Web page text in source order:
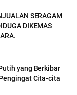
SERAGAM
DIKEMAS
yang Berkibar
Cita-cita